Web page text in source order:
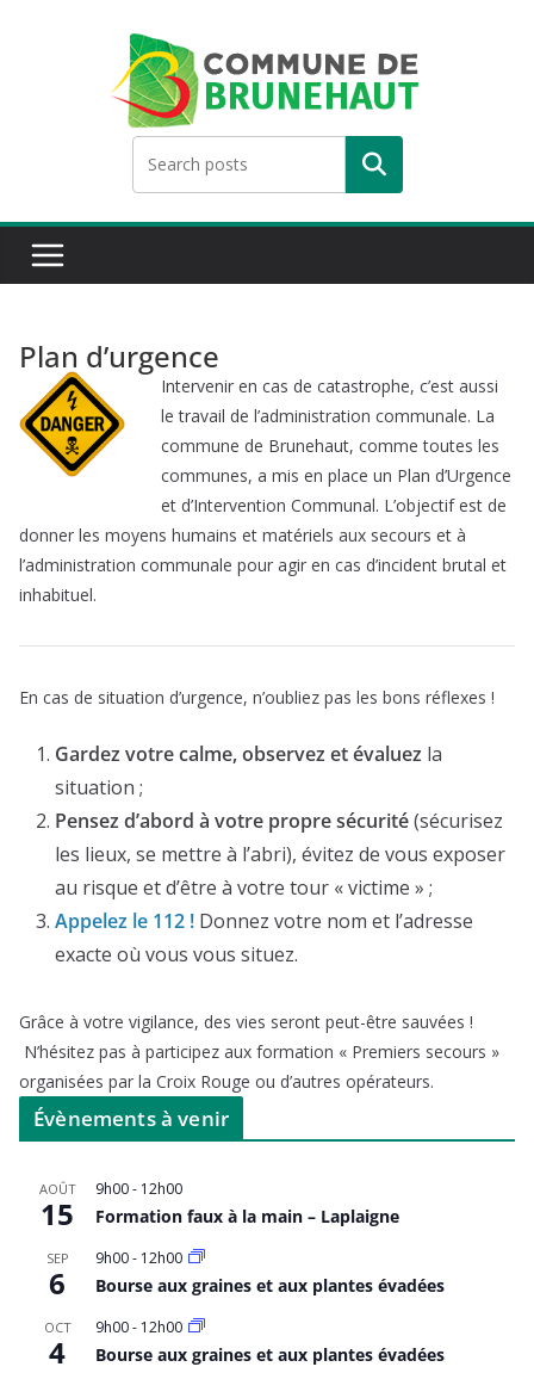
Rechercher
Plan d’urgence
Intervenir en cas de catastrophe, c’est aussi
le travail de l’administration communale. La
commune de Brunehaut, comme toutes les
communes, a mis en place un Plan d’Urgence
et d’Intervention Communal. L’objectif est de
donner les moyens humains et matériels aux secours et à
l’administration communale pour agir en cas d’incident brutal et
inhabituel.
En cas de situation d’urgence, n’oubliez pas les bons réflexes !
Gardez votre calme, observez et évaluez la
situation ;
Pensez d’abord à votre propre sécurité(sécurisez
les lieux, se mettre à l’abri), évitez de vous exposer
au risque et d’être à votre tour « victime » ;
Appelez le 112 ! Donnez votre nom et l’adresse
exacte où vous vous situez.
Grâce à votre vigilance, des vies seront peut-être sauvées !
N’hésitez pas à participez aux formation « Premiers secours »
organisées par la Croix Rouge ou d’autres opérateurs.
Évènements à venir
AOÛT
15
9h00- 12h00
Formation faux à la main – Laplaigne
SEP
6
9h00- 12h00
Bourse aux graines et aux plantes évadées
OCT
4
9h00- 12h00
Bourse aux graines et aux plantes évadées